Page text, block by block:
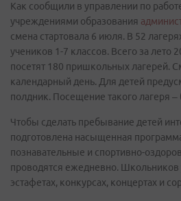
Как сообщили в управлении по
учреждениями образования
смена стартовала 6 июля. В 52
учеников 1-7 классов. Всего за лето
посетят 180 пришкольных лагерей.
календарный день. Для детей
полдник. Посещение такого лагеря –
Чтобы сделать пребывание детей
подготовлена насыщенная
познавательные и спортивно-
проводятся ежедневно. Школьников
эстафетах, конкурсах, концертах и